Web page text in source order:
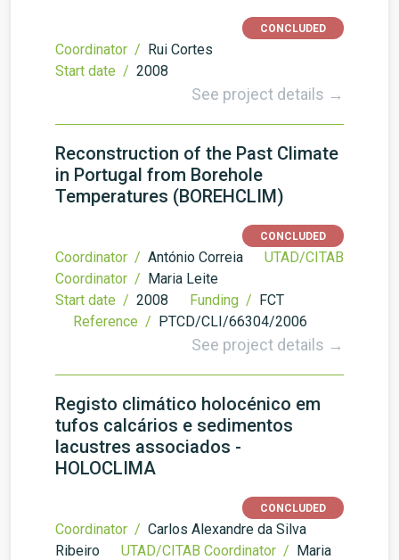
CONCLUDED
Coordinator / Rui Cortes
Start date / 2008
See project details →
Reconstruction of the Past Climate
in Portugal from Borehole
Temperatures (BOREHCLIM)
CONCLUDED
Coordinator / António Correia
UTAD/CITAB
Coordinator / Maria Leite
Start date / 2008 Funding / FCT
Reference / PTCD/CLI/66304/2006
See project details →
Registo climático holocénico em
tufos calcários e sedimentos
lacustres associados -
HOLOCLIMA
CONCLUDED
Coordinator / Carlos Alexandre da Silva
Ribeiro
UTAD/CITAB Coordinator / Maria